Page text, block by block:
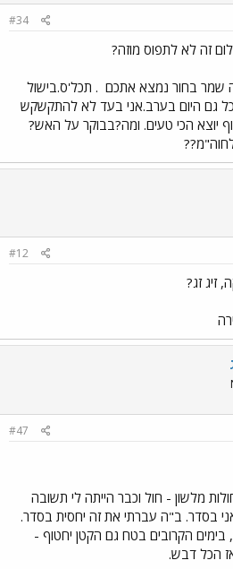
#34
זה לא לתפוס מוזה?
שמר בחור נמצא אתכם . תכל'ס.בישול
גם היום בערב.אני בעד לא להתקשקש
יוצא הכי טעים. ומה?בבוקר על האש?
#12
זיג זג?
#47
מלשון - חול וכבר הייתה לי תשובה
בסדר. ב"ה עברתי את זה יחסית בסדר.
בימים הקרובים בטח גם הקטן יחטוף -
הכל דבש.